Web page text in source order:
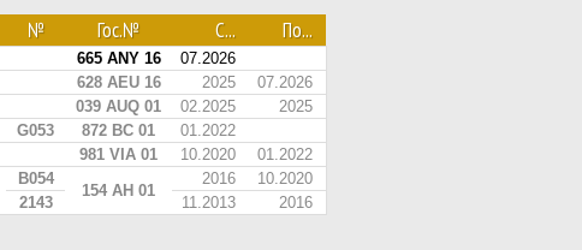
№ Гос.№ С... По...
665 ANY 16 07.2026
628 AEU 16 2025 07.2026
039 AUQ 01 02.2025 2025
G053 872 BC 01 01.2022
981 VIA 01 10.2020 01.2022
B054
154 AH 01
2016
10.2020
2143
11.2013 2016